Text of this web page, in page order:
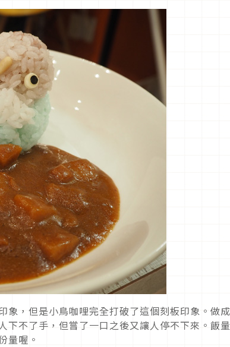
象，但是小鳥咖哩完全打破了這個刻板印象。做
下不了手，但嘗了一口之後又讓人停不下來。飯
量喔。